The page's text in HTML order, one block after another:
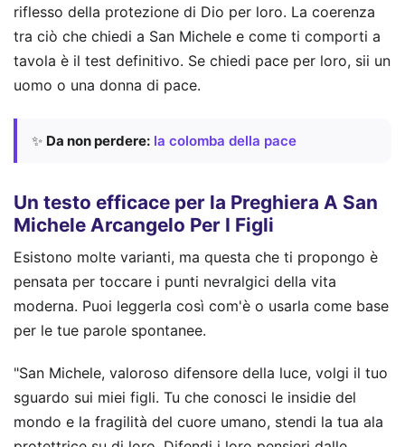
riflesso della protezione di Dio per loro. La coerenza
tra ciò che chiedi a San Michele e come ti comporti a
tavola è il test definitivo. Se chiedi pace per loro, sii un
uomo o una donna di pace.
✨ Da non perdere: la colomba della pace
Un testo efficace per la Preghiera A San
Michele Arcangelo Per I Figli
Esistono molte varianti, ma questa che ti propongo è
pensata per toccare i punti nevralgici della vita
moderna. Puoi leggerla così com'è o usarla come base
per le tue parole spontanee.
"San Michele, valoroso difensore della luce, volgi il tuo
sguardo sui miei figli. Tu che conosci le insidie del
mondo e la fragilità del cuore umano, stendi la tua ala